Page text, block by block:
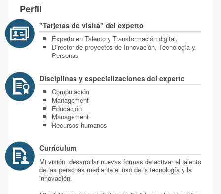
Perfil
"Tarjetas de visita" del experto
Experto en Talento y Transformación digital.
Director de proyectos de Innovación, Tecnología y
Personas
Disciplinas y especializaciones del experto
Computación
Management
Educación
Management
Recursos humanos
Curriculum
Mi visión: desarrollar nuevas formas de activar el talento
de las personas mediante el uso de la tecnología y la
innovación.